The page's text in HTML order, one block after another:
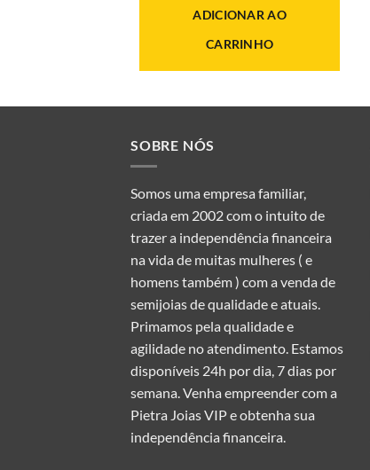
R$24.00.
ADICIONAR AO
CARRINHO
SOBRE NÓS
Somos uma empresa familiar,
criada em 2002 com o intuito de
trazer a independência financeira
na vida de muitas mulheres ( e
homens também ) com a venda de
semijoias de qualidade e atuais.
Primamos pela qualidade e
agilidade no atendimento. Estamos
disponíveis 24h por dia, 7 dias por
semana. Venha empreender com a
Pietra Joias VIP e obtenha sua
independência financeira.